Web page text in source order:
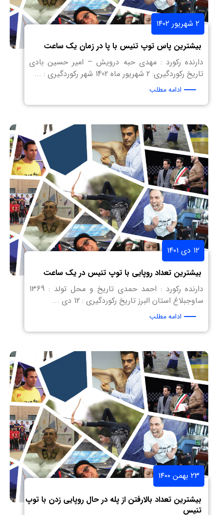
۲ شهریور ۱۴۰۲
بیشترین پاس توپ تنیس با پا در زمان یک ساعت
دارنده رکورد : مهدی حبه درویش – امیر حسین بادی
تاریخ رکوردگیری: 2 شهریور ماه 1402 شهر رکوردگیری : ...
ادامه مطلب
۱۲ دی ۱۴۰۱
بیشترین تعداد روپایی با توپ تنیس در یک ساعت
دارنده رکورد : احمد حمدی تاریخ و محل تولد : 1369
ساوجبلاغ استان البرز تاریخ رکوردگیری : 12 دی ...
ادامه مطلب
۲۳ بهمن ۱۴۰۰
بیشترین تعداد بالارفتن از پله در حال روپایی زدن با توپ
تنیس